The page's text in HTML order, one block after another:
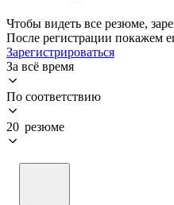
Чтобы видеть все резюме,
После регистрации покажем
Зарегистрироваться
За всё время
По соответствию
20 резюме